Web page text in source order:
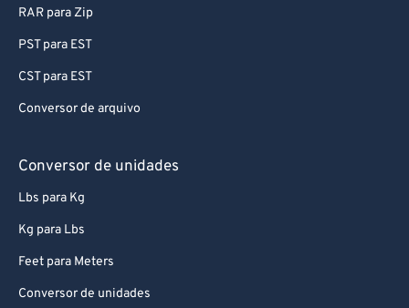
RAR para Zip
PST para EST
CST para EST
Conversor de arquivo
Conversor de unidades
Lbs para Kg
Kg para Lbs
Feet para Meters
Conversor de unidades